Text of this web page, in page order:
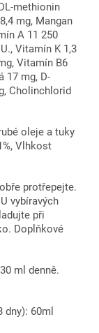
methionin
mg, Mangan
A 11 250
Vitamín K 1,3
Vitamín B6
17 mg, D-
Cholinchlorid
oleje a tuky
Vlhkost
protřepejte.
vybíravých
při
Doplňkové
ml denně.
60ml